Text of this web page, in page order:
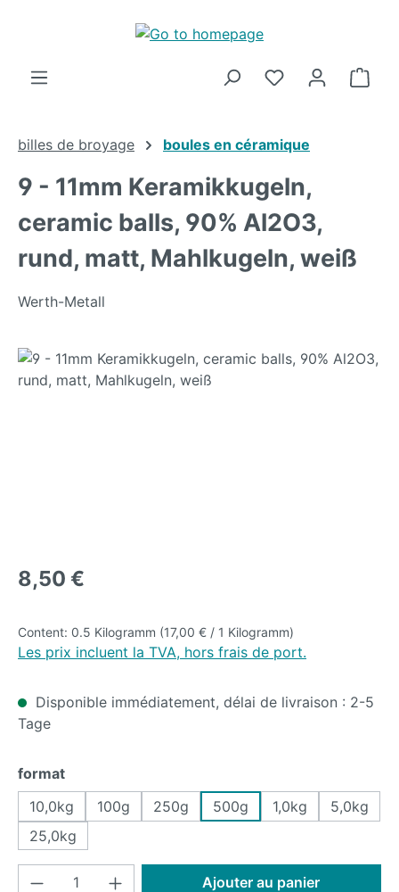
Skip to main content
billes de broyage boules en céramique
9 - 11mm Keramikkugeln,
ceramic balls, 90% Al2O3,
rund, matt, Mahlkugeln, weiß
Werth-Metall
Skip image gallery
Regular price:
8,50 €
Content: 0.5 Kilogramm (17,00 € / 1 Kilogramm)
Les prix incluent la TVA, hors frais de port.
Disponible immédiatement, délai de livraison : 2-5
Tage
Select
format
10,0kg
100g 250g 500g 1,0kg
5,0kg
25,0kg
Product Quantity: Enter the desired
Ajouter au panier